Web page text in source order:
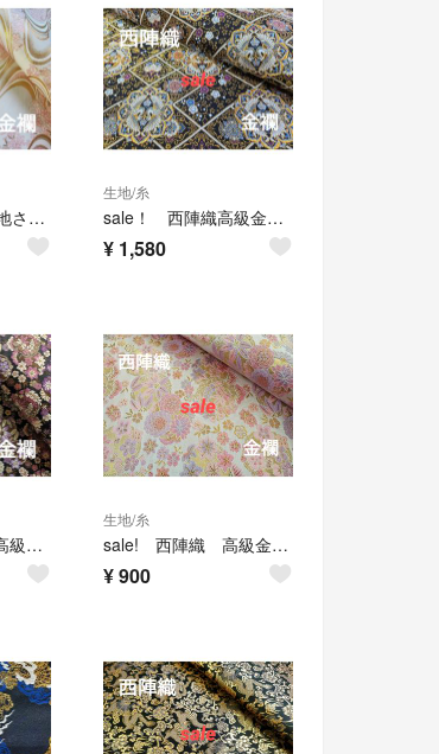
西陣織高級金襴生地さくら流水 金/ピンク KY-338-1（柄大きめ）
生地/糸
sale！ 西陣織高級金襴生地 対鶴紋吉祥文様 金/黒 KY-465-1
¥ 1,580
sale！ 西陣織 高級金襴生地 花づくし 黒 KY-308-1
生地/糸
sale! 西陣織 高級金襴生地 花づくし 白 KY-307-1
¥900